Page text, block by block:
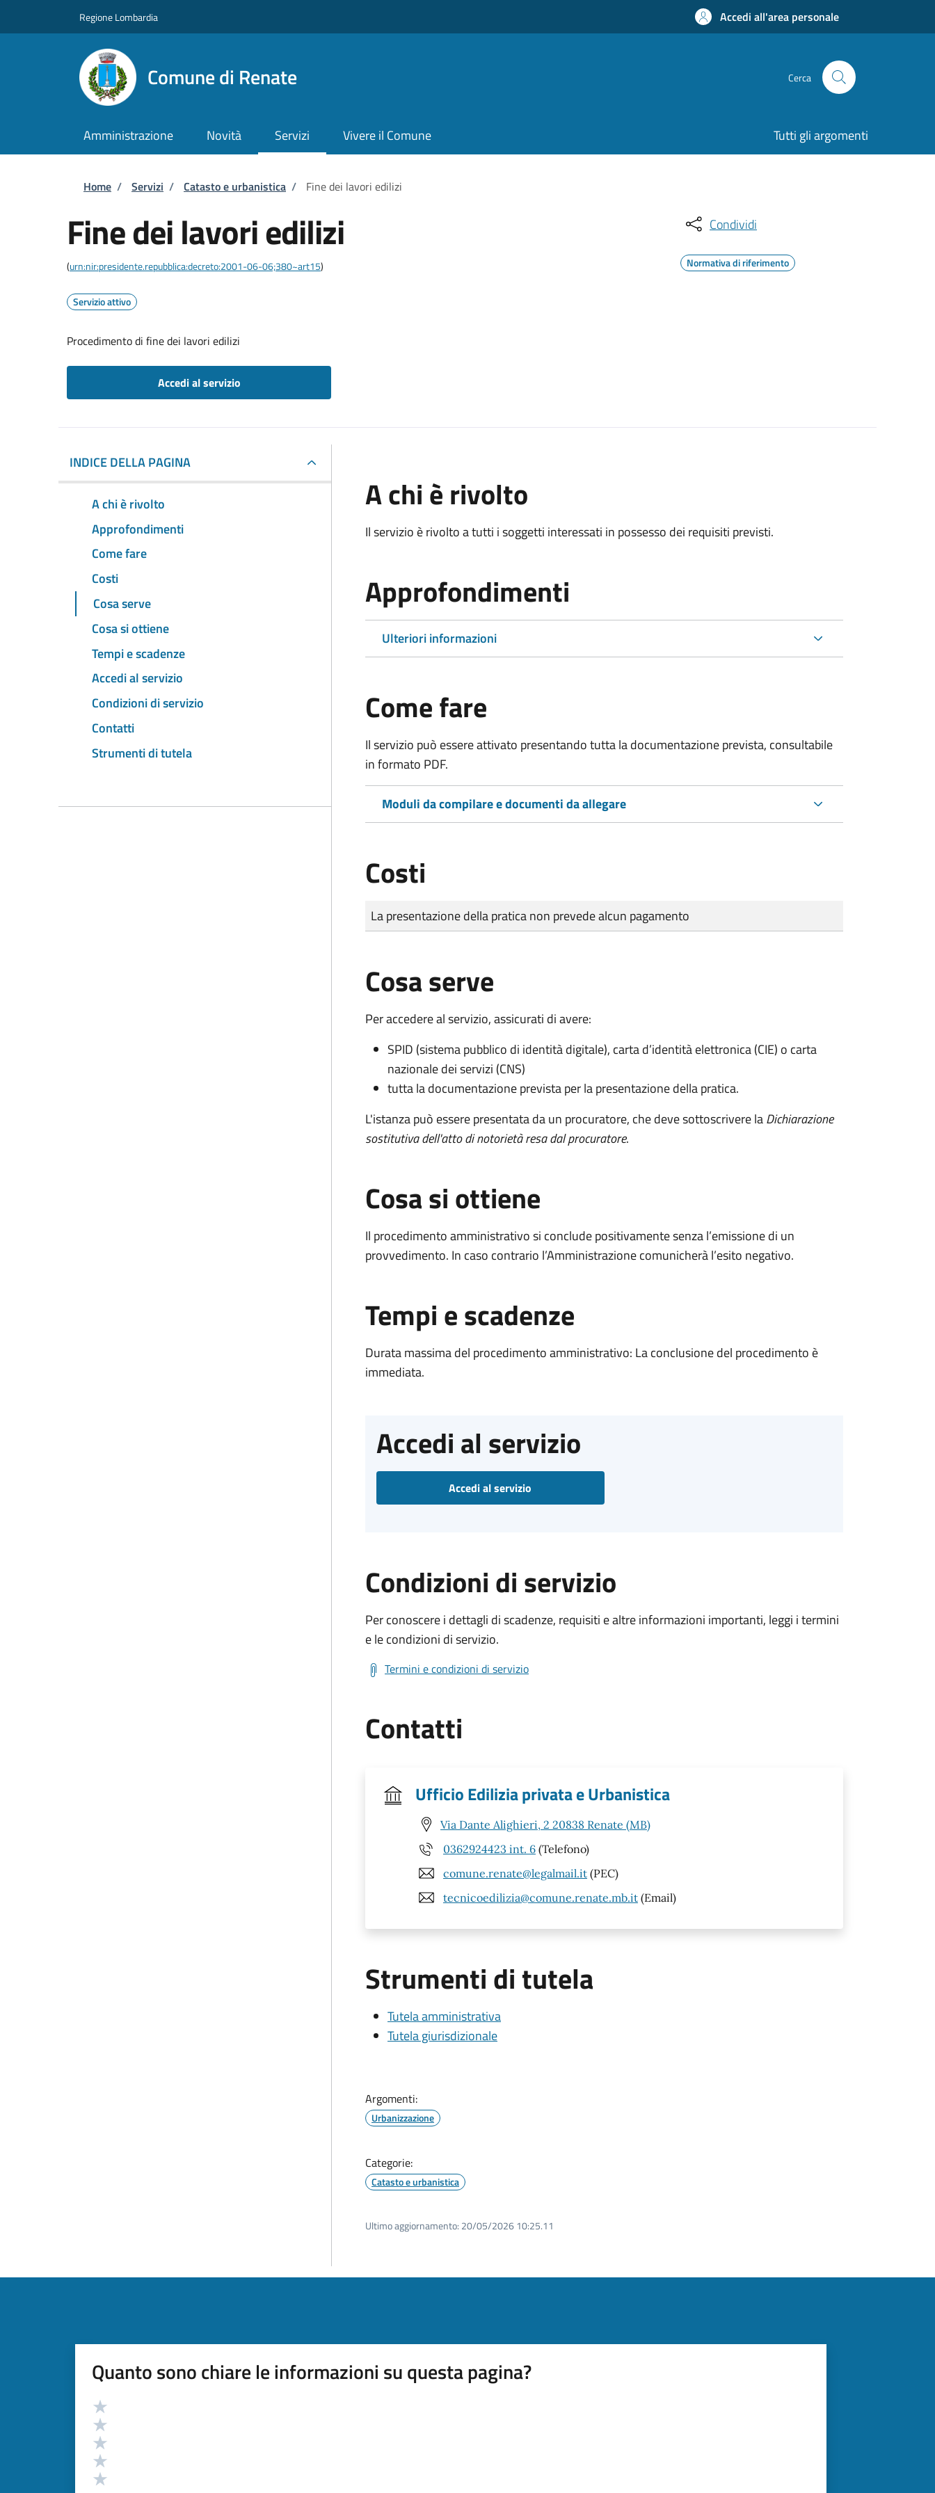
Regione Lombardia Accedi all'area personale
Comune di Renate Cerca
Amministrazione Novità Servizi Vivere il Comune Tutti gli argomenti
Briciole di pane
Home / Servizi / Catasto e urbanistica / Fine dei lavori edilizi
Fine dei lavori edilizi
(urn:nir:presidente.repubblica:decreto:2001-06-06;380~art15)
Servizio attivo
Procedimento di fine dei lavori edilizi
Accedi al servizio
Condividi
Normativa di riferimento
INDICE DELLA PAGINA
A chi è rivolto
Approfondimenti
Come fare
Costi
Cosa serve
Cosa si ottiene
Tempi e scadenze
Accedi al servizio
Condizioni di servizio
Contatti
Strumenti di tutela
A chi è rivolto
Il servizio è rivolto a tutti i soggetti interessati in possesso dei requisiti previsti.
Approfondimenti
Ulteriori informazioni
Come fare
Il servizio può essere attivato presentando tutta la documentazione prevista, consultabile
in formato PDF.
Moduli da compilare e documenti da allegare
Costi
Tipo di pagamento
Importo
La presentazione della pratica non prevede alcun pagamento
Cosa serve
Per accedere al servizio, assicurati di avere:
SPID (sistema pubblico di identità digitale), carta d’identità elettronica (CIE) o carta
nazionale dei servizi (CNS)
tutta la documentazione prevista per la presentazione della pratica.
L'istanza può essere presentata da un procuratore, che deve sottoscrivere laDichiarazione
sostitutiva dell'atto di notorietà resa dal procuratore.
Cosa si ottiene
Il procedimento amministrativo si conclude positivamente senza l’emissione di un
provvedimento. In caso contrario l’Amministrazione comunicherà l’esito negativo.
Tempi e scadenze
Durata massima del procedimento amministrativo: La conclusione del procedimento è
immediata.
Accedi al servizio
Accedi al servizio
Condizioni di servizio
Per conoscere i dettagli di scadenze, requisiti e altre informazioni importanti, leggi i termini
e le condizioni di servizio.
Termini e condizioni di servizio
Contatti
Ufficio Edilizia privata e Urbanistica
Via Dante Alighieri, 2 20838 Renate (MB)
0362924423 int. 6 (Telefono)
comune.renate@legalmail.it (PEC)
tecnicoedilizia@comune.renate.mb.it (Email)
Strumenti di tutela
Tutela amministrativa
Tutela giurisdizionale
Argomenti:
Urbanizzazione
Categorie:
Catasto e urbanistica
Ultimo aggiornamento: 20/05/2026 10:25.11
Quanto sono chiare le informazioni su questa pagina?
Valutazione